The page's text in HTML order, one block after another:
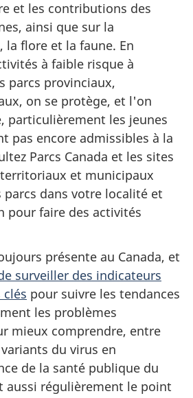
et les contributions des
ainsi que sur la
la flore et la faune. En
à faible risque à
parcs provinciaux,
on se protège, et l'on
particulièrement les jeunes
pas encore admissibles à la
Parcs Canada et les sites
et municipaux
dans votre localité et
pour faire des activités
présente au Canada, et
surveiller des indicateurs
pour suivre les tendances
les problèmes
mieux comprendre, entre
du virus en
de la santé publique du
aussi régulièrement le point